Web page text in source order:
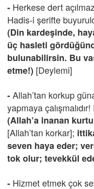
- Herkese dert
Hadis-i şerifte
(Din kardeşinde,
üç hasleti
bulunabilirsin. Bu
etme!) [Deylemi]
-Allah’tan korkup
yapmaya
(Allah’a inanan
[Allah’tan korkar];
seven haya eder;
tok olur; tevekkül
- Hizmet etmek çok